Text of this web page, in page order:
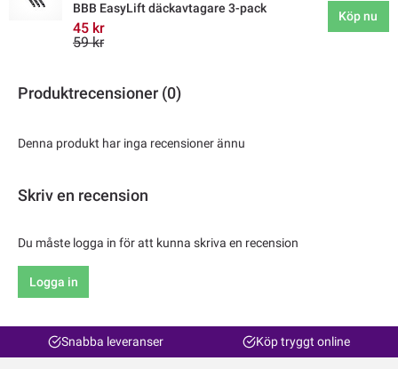
BBB EasyLift däckavtagare 3-pack
45 kr
59 kr
Köp nu
Produktrecensioner (0)
Denna produkt har inga recensioner ännu
Skriv en recension
Du måste logga in för att kunna skriva en recension
Logga in
Snabba leveranser Köp tryggt online